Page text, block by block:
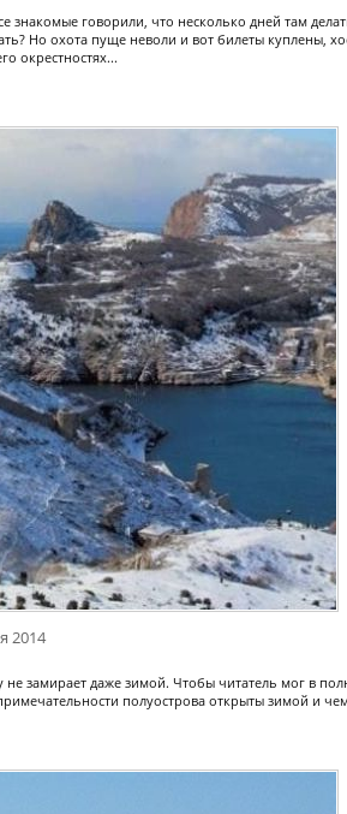
знакомые говорили, что несколько дней там
Но охота пуще неволи и вот билеты куплены,
окрестностях...
2014
замирает даже зимой. Чтобы читатель мог в
полуострова открыты зимой и